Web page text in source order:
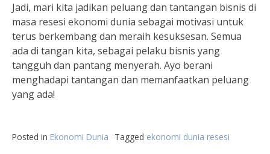
Jadi, mari kita jadikan peluang dan tantangan bisnis di
masa resesi ekonomi dunia sebagai motivasi untuk
terus berkembang dan meraih kesuksesan. Semua
ada di tangan kita, sebagai pelaku bisnis yang
tangguh dan pantang menyerah. Ayo berani
menghadapi tantangan dan memanfaatkan peluang
yang ada!
Posted in Ekonomi Dunia Tagged ekonomi dunia resesi